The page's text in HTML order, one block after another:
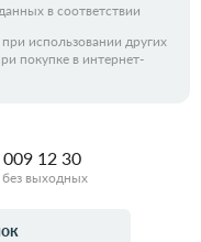
в соответствии
использовании других
покупке в интернет-
12 30
без выходных